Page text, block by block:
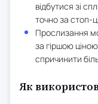
відбутися зі
точно за стоп-
Прослизання
за гіршою
спричинити
Як